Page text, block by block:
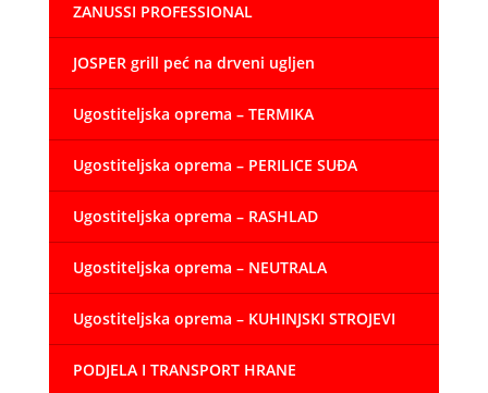
ZANUSSI PROFESSIONAL
JOSPER grill peć na drveni ugljen
Ugostiteljska oprema – TERMIKA
Ugostiteljska oprema – PERILICE SUĐA
Ugostiteljska oprema – RASHLAD
Ugostiteljska oprema – NEUTRALA
Ugostiteljska oprema – KUHINJSKI STROJEVI
PODJELA I TRANSPORT HRANE